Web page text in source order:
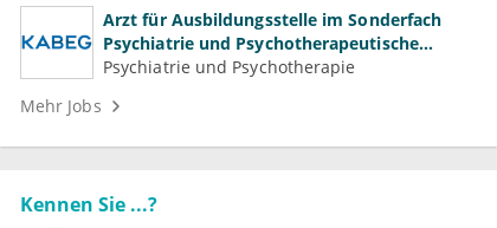
Arzt für Ausbildungsstelle im Sonderfach
Psychiatrie und Psychotherapeutische
Medizin (m/w/d)
Psychiatrie und Psychotherapie
Mehr Jobs
Kennen Sie ...?